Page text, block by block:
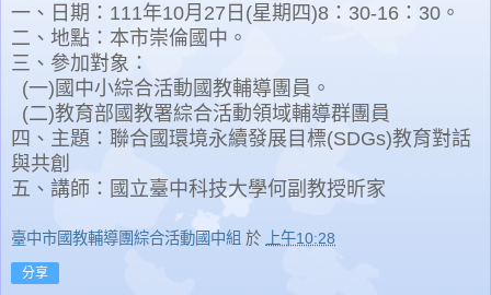
一、日期：111年10月27日(星期四)8：30-16：30。
二、地點：本市崇倫國中。
三、參加對象：
(一)國中小綜合活動國教輔導團員。
(二)教育部國教署綜合活動領域輔導群團員
四、主題：聯合國環境永續發展目標(SDGs)教育對話
與共創
五、講師：國立臺中科技大學何副教授昕家
臺中市國教輔導團綜合活動國中組 於 上午10:28
分享